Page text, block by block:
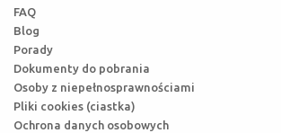
FAQ
Blog
Porady
Dokumenty do pobrania
Osoby z niepełnosprawnościami
Pliki cookies (ciastka)
Ochrona danych osobowych